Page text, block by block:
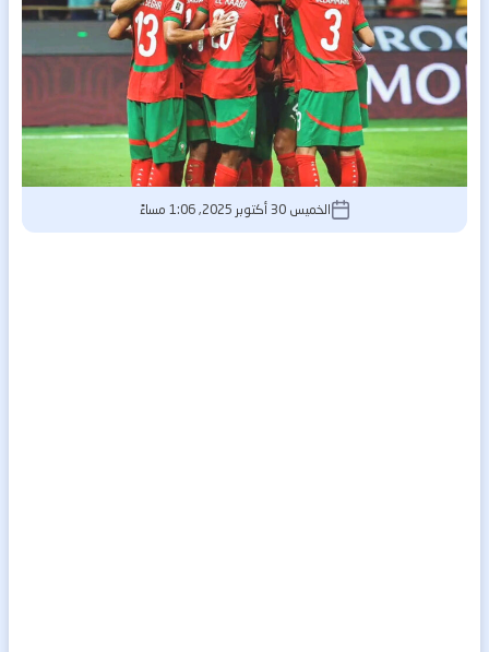
الخميس 30 أكتوبر 2025, 1:06 مساءً